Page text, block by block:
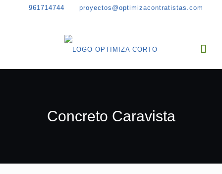
961714744 proyectos@optimizacontratistas.com
Concreto Caravista